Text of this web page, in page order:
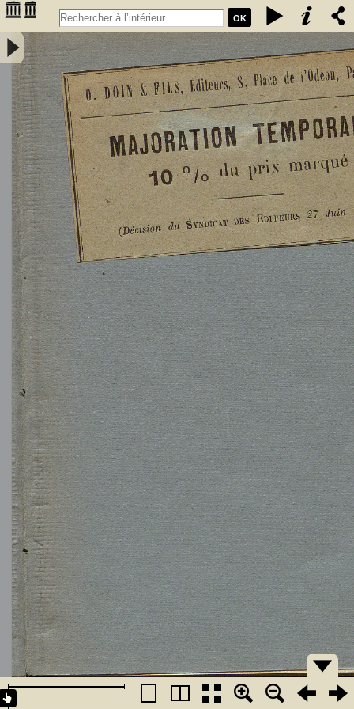
OK
L'Astronomie, observations, théorie et vulgarisation générale / par
Marcel Moye,... - Moye, Marcel (1873-1939). Auteur